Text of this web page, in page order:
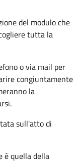
del modulo che
tutta la
o via mail per
congiuntamente
la
sull'atto di
è quella della